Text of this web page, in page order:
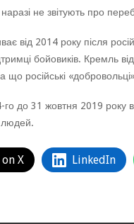
не звітують про
від 2014 року після
бойовиків. Кремль
що російські
до 31 жовтня 2019 року
людей.
X LinkedIn